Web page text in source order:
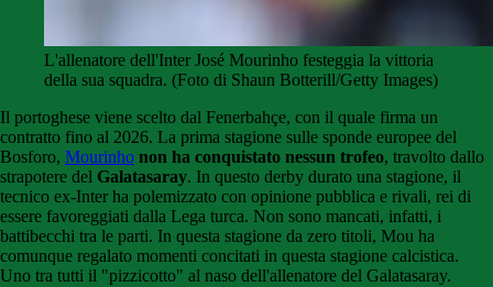
L'allenatore dell'Inter José Mourinho festeggia la vittoria
della sua squadra. (Foto di Shaun Botterill/Getty Images)
Il portoghese viene scelto dal Fenerbahçe, con il quale firma un
contratto fino al 2026. La prima stagione sulle sponde europee del
Bosforo, Mourinho non ha conquistato nessun trofeo, travolto dallo
strapotere del Galatasaray. In questo derby durato una stagione, il
tecnico ex-Inter ha polemizzato con opinione pubblica e rivali, rei di
essere favoreggiati dalla Lega turca. Non sono mancati, infatti, i
battibecchi tra le parti. In questa stagione da zero titoli, Mou ha
comunque regalato momenti concitati in questa stagione calcistica.
Uno tra tutti il "pizzicotto" al naso dell'allenatore del Galatasaray.